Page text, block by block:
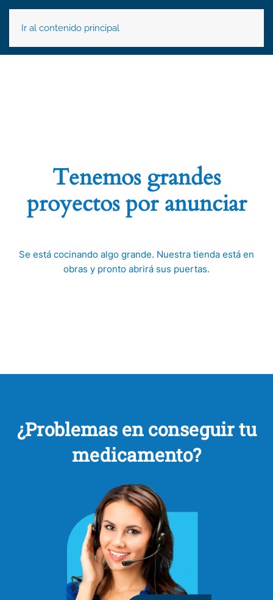
Ir al contenido principal
Tenemos grandes
proyectos por anunciar
Se está cocinando algo grande. Nuestra tienda está en
obras y pronto abrirá sus puertas.
¿Problemas en conseguir tu
medicamento?